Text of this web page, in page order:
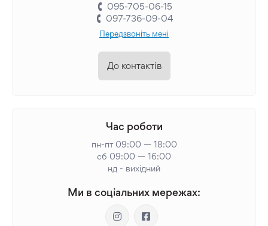
095-705-06-15
097-736-09-04
Передзвоніть мені
До контактів
Час роботи
пн-пт 09:00 — 18:00
сб 09:00 — 16:00
нд - вихідний
Ми в соціальних мережах: